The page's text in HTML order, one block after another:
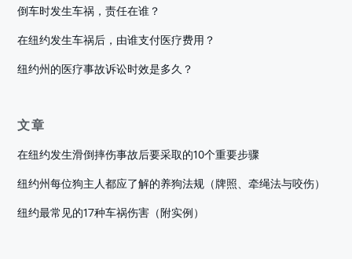
倒车时发生车祸，责任在谁？
在纽约发生车祸后，由谁支付医疗费用？
纽约州的医疗事故诉讼时效是多久？
文章
在纽约发生滑倒摔伤事故后要采取的10个重要步骤
纽约州每位狗主人都应了解的养狗法规（牌照、牵绳法与咬伤）
纽约最常见的17种车祸伤害（附实例）